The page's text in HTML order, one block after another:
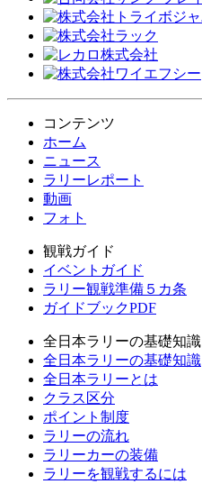
コンテンツ
ホーム
ニュース
ラリーレポート
動画
フォト
観戦ガイド
イベントガイド
ラリー観戦準備５カ条
ガイドブックPDF
全日本ラリーの基礎知識
全日本ラリーの基礎知識
全日本ラリーとは
クラス区分
ポイント制度
ラリーの流れ
ラリーカーの装備
ラリーを観戦するには